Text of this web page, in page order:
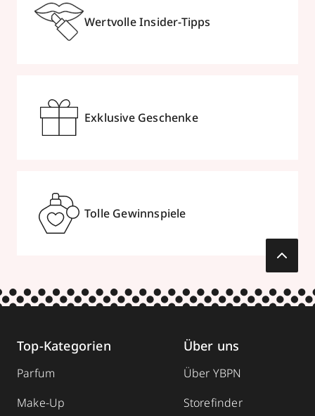
Wertvolle Insider-Tipps
Exklusive Geschenke
Tolle Gewinnspiele
Top-Kategorien
Parfum
Make-Up
Über uns
Über YBPN
Storefinder